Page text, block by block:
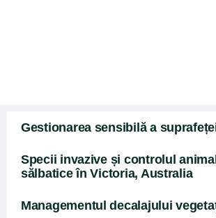
Gestionarea sensibilă a
Specii invazive și controlul
sălbatice în Victoria, Australia
Managementul decalajului